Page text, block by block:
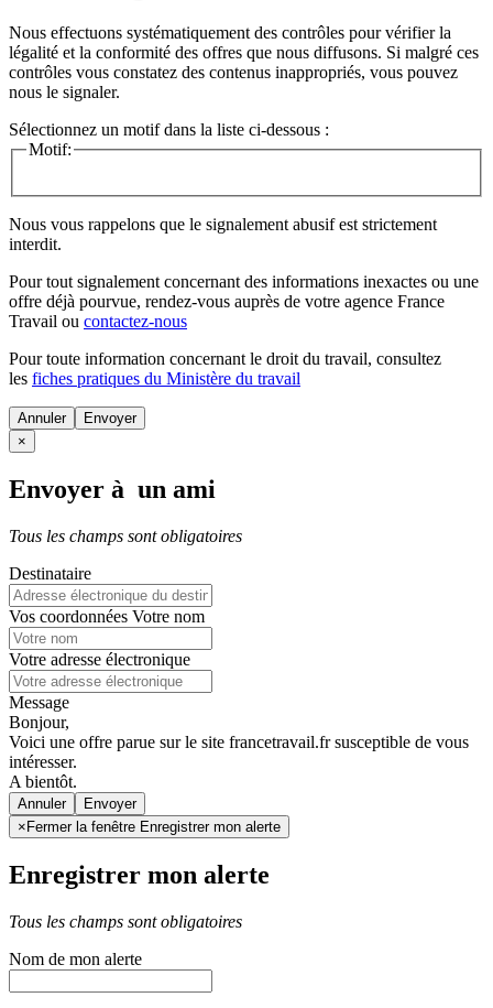
Nous effectuons systématiquement des contrôles pour vérifier la
légalité et la conformité des offres que nous diffusons. Si malgré ces
contrôles vous constatez des contenus inappropriés, vous pouvez
nous le signaler.
Sélectionnez un motif dans la liste ci-dessous :
Motif:
Nous vous rappelons que le signalement abusif est strictement
interdit.
Pour tout signalement concernant des informations inexactes ou une
offre déjà pourvue, rendez-vous auprès de votre agence France
Travail ou contactez-nous
Pour toute information concernant le droit du travail, consultez
les fiches pratiques du Ministère du travail
Annuler
×
Envoyer à un ami
Tous les champs sont obligatoires
Destinataire
Vos coordonnées Votre nom
Votre adresse électronique
Message
Bonjour,
Voici une offre parue sur le site francetravail.fr susceptible de vous
intéresser.
A bientôt.
Annuler
× Fermer la fenêtre Enregistrer mon alerte
Enregistrer mon alerte
Tous les champs sont obligatoires
Nom de mon alerte